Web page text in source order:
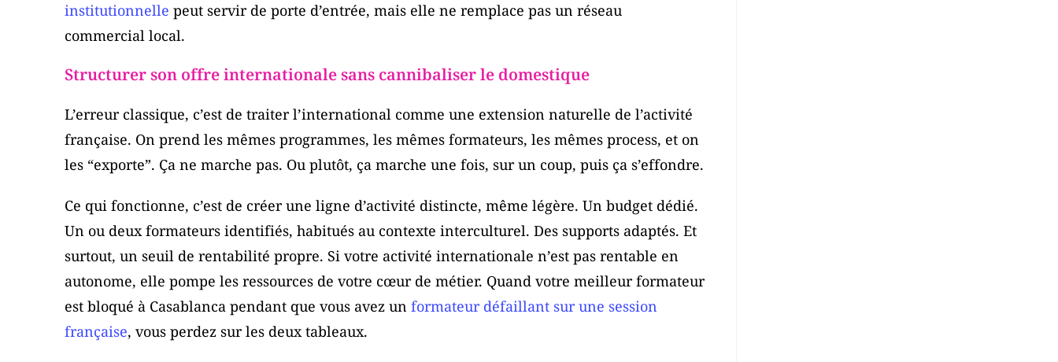
institutionnelle peut servir de porte d’entrée, mais elle ne remplace pas un réseau
commercial local.
Structurer son offre internationale sans cannibaliser le domestique
L’erreur classique, c’est de traiter l’international comme une extension naturelle de l’activité
française. On prend les mêmes programmes, les mêmes formateurs, les mêmes process, et on
les “exporte”. Ça ne marche pas. Ou plutôt, ça marche une fois, sur un coup, puis ça s’effondre.
Ce qui fonctionne, c’est de créer une ligne d’activité distincte, même légère. Un budget dédié.
Un ou deux formateurs identifiés, habitués au contexte interculturel. Des supports adaptés. Et
surtout, un seuil de rentabilité propre. Si votre activité internationale n’est pas rentable en
autonome, elle pompe les ressources de votre cœur de métier. Quand votre meilleur formateur
est bloqué à Casablanca pendant que vous avez un formateur défaillant sur une session
française, vous perdez sur les deux tableaux.